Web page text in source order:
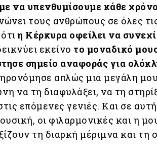
να υπενθυμίσουμε κάθε χρόνο
τους ανθρώπους σε όλες
η Κέρκυρα οφείλει να
εκείνο το μοναδικό
σημείο αναφοράς για
απλώς μια μεγάλη
να τη διαφυλάξει, να τη
επόμενες γενιές. Και σε
οι φιλαρμονικές και η
τη διαρκή μέριμνα και τη